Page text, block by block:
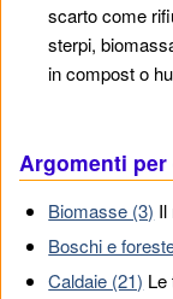
scarto come
sterpi,
in compost o
Argomenti
Biomasse (3) Il
Boschi e
Caldaie (21) Le